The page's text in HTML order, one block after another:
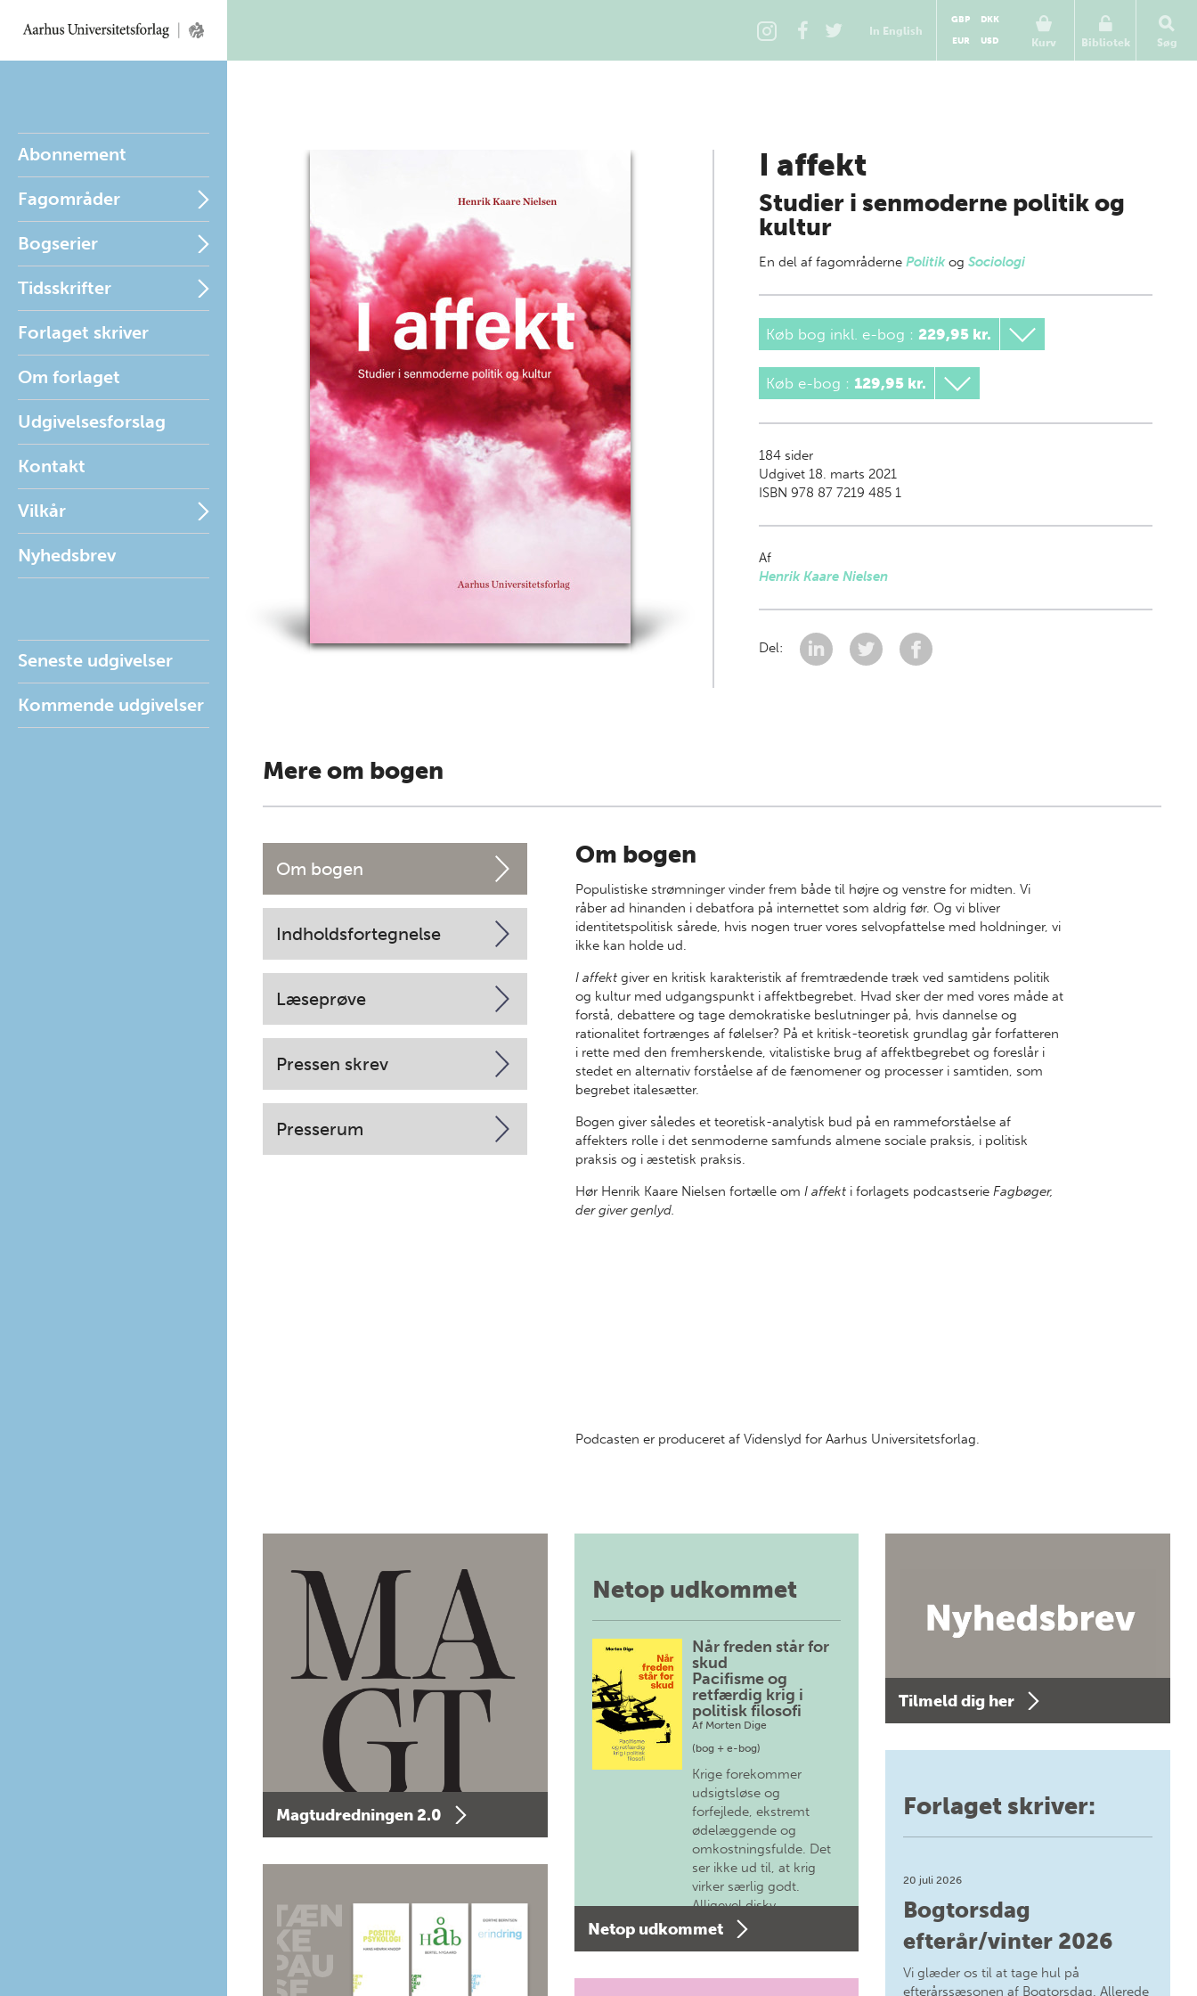
In English
Kurv
GBP
DKK
EUR
USD Bibliotek Søg
Abonnement
Fagområder
Bogserier
Tidsskrifter
Forlaget skriver
Om forlaget
Udgivelsesforslag
Kontakt
Vilkår
Nyhedsbrev
Seneste udgivelser
Kommende udgivelser
I affekt
Studier i senmoderne politik og
kultur
En del af fagområderne Politikog Sociologi
Køb bog inkl. e-bog : 229,95 kr.
Køb e-bog : 129,95 kr.
184sider
Udgivet 18. marts 2021
ISBN 978 87 7219 485 1
Af
Henrik Kaare Nielsen
Del:
Mere om bogen
Om bogen
Indholdsfortegnelse
Læseprøve
Pressen skrev
Presserum
Om bogen
Populistiske strømninger vinder frem både til højre og venstre for midten. Vi
råber ad hinanden i debatfora på internettet som aldrig før. Og vi bliver
identitetspolitisk sårede, hvis nogen truer vores selvopfattelse med holdninger, vi
ikke kan holde ud.
I affekt giver en kritisk karakteristik af fremtrædende træk ved samtidens politik
og kultur med udgangspunkt i affektbegrebet. Hvad sker der med vores måde at
forstå, debattere og tage demokratiske beslutninger på, hvis dannelse og
rationalitet fortrænges af følelser? På et kritisk-teoretisk grundlag går forfatteren
i rette med den fremherskende, vitalistiske brug af affektbegrebet og foreslår i
stedet en alternativ forståelse af de fænomener og processer i samtiden, som
begrebet italesætter.
Bogen giver således et teoretisk-analytisk bud på en rammeforståelse af
affekters rolle i det senmoderne samfunds almene sociale praksis, i politisk
praksis og i æstetisk praksis.
Hør Henrik Kaare Nielsen fortælle omI affekt i forlagets podcastserieFagbøger,
der giver genlyd.
Podcasten er produceret af Videnslyd for Aarhus Universitetsforlag.
Magtudredningen 2.0
Netop udkommet
Når freden står for
skud
Pacifisme og
retfærdig krig i
politisk filosofi
Af Morten Dige
(bog + e-bog)
Krige forekommer
udsigtsløse og
forfejlede, ekstremt
ødelæggende og
omkostningsfulde. Det
ser ikke ud til, at krig
virker særlig godt.
Alligevel diskv…
Netop udkommet
Tilmeld dig her
Forlaget skriver:
20 juli 2026
Bogtorsdag
efterår/vinter 2026
Vi glæder os til at tage hul på
efterårssæsonen af Bogtorsdag. Allerede